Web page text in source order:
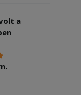
a